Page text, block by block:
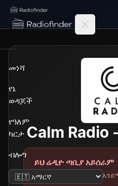
Radiofinder home
መነሻ
የኔ
ወዳጆች
የዓለም
ካርታ
ብሎግ
ቋንቋ ቀይር
Calm Radio
ይህ ሬዲዮ ጣቢያ አይሰራም
ከምርመራ በኋላ ጣቢያው